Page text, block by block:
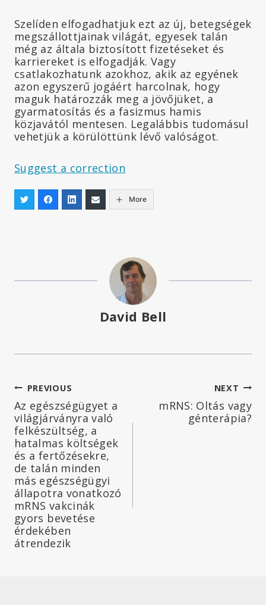
Szelíden elfogadhatjuk ezt az új, betegségek
megszállottjainak világát, egyesek talán
még az általa biztosított fizetéseket és
karriereket is elfogadják. Vagy
csatlakozhatunk azokhoz, akik az egyének
azon egyszerű jogáért harcolnak, hogy
maguk határozzák meg a jövőjüket, a
gyarmatosítás és a fasizmus hamis
közjavától mentesen. Legalábbis tudomásul
vehetjük a körülöttünk lévő valóságot.
Suggest a correction
More
David Bell
Bejegyzés
navigáció
PREVIOUS
Az egészségügyet a
világjárványra való
felkészültség, a
hatalmas költségek
és a fertőzésekre,
de talán minden
más egészségügyi
állapotra vonatkozó
mRNS vakcinák
gyors bevetése
érdekében
átrendezik
NEXT
mRNS: Oltás vagy
génterápia?